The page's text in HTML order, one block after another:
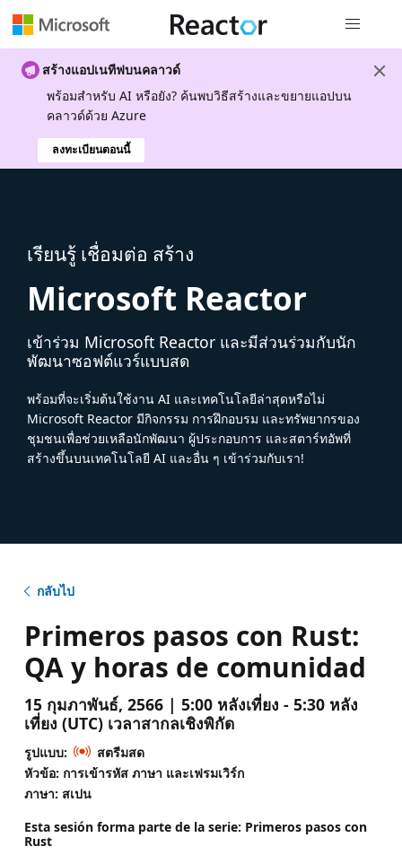
สร้างแอปเนทีฟบนคลาวด์
พร้อมสําหรับ AI หรือยัง? ค้นพบวิธีสร้างและขยายแอปบน
คลาวด์ด้วย Azure
ลงทะเบียนตอนนี้
เรียนรู้ เชื่อมต่อ สร้าง
Microsoft Reactor
เข้าร่วม Microsoft Reactor และมีส่วนร่วมกับนัก
พัฒนาซอฟต์แวร์แบบสด
พร้อมที่จะเริ่มต้นใช้งาน AI และเทคโนโลยีล่าสุดหรือไม่
Microsoft Reactor มีกิจกรรม การฝึกอบรม และทรัพยากรของ
ชุมชนเพื่อช่วยเหลือนักพัฒนา ผู้ประกอบการ และสตาร์ทอัพที่
สร้างขึ้นบนเทคโนโลยี AI และอื่น ๆ เข้าร่วมกับเรา!
กลับไป
Primeros pasos con Rust:
QA y horas de comunidad
15 กุมภาพันธ์, 2566 | 5:00 หลังเที่ยง - 5:30 หลัง
เที่ยง (UTC) เวลาสากลเชิงพิกัด
รูปแบบ:
สตรีมสด
หัวข้อ: การเข้ารหัส ภาษา และเฟรมเวิร์ก
ภาษา: สเปน
Esta sesión forma parte de la serie: Primeros pasos con
Rust